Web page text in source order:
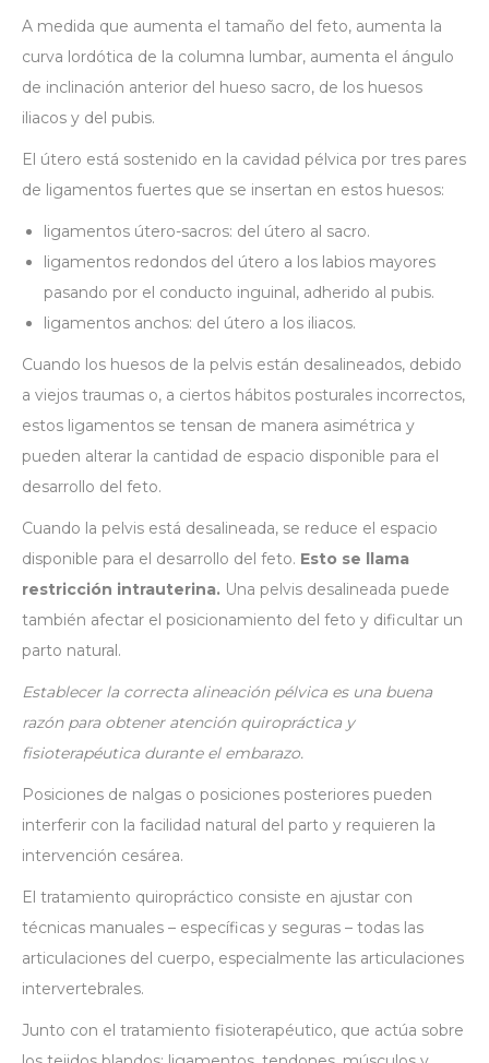
A medida que aumenta el tamaño del feto, aumenta la
curva lordótica de la columna lumbar, aumenta el ángulo
de inclinación anterior del hueso sacro, de los huesos
iliacos y del pubis.
El útero está sostenido en la cavidad pélvica por tres pares
de ligamentos fuertes que se insertan en estos huesos:
ligamentos útero-sacros: del útero al sacro.
ligamentos redondos del útero a los labios mayores
pasando por el conducto inguinal, adherido al pubis.
ligamentos anchos: del útero a los iliacos.
Cuando los huesos de la pelvis están desalineados, debido
a viejos traumas o, a ciertos hábitos posturales incorrectos,
estos ligamentos se tensan de manera asimétrica y
pueden alterar la cantidad de espacio disponible para el
desarrollo del feto.
Cuando la pelvis está desalineada, se reduce el espacio
disponible para el desarrollo del feto. Esto se llama
restricción intrauterina. Una pelvis desalineada puede
también afectar el posicionamiento del feto y dificultar un
parto natural.
Establecer la correcta alineación pélvica es una buena
razón para obtener atención quiropráctica y
fisioterapéutica durante el embarazo.
Posiciones de nalgas o posiciones posteriores pueden
interferir con la facilidad natural del parto y requieren la
intervención cesárea.
El tratamiento quiropráctico consiste en ajustar con
técnicas manuales – específicas y seguras – todas las
articulaciones del cuerpo, especialmente las articulaciones
intervertebrales.
Junto con el tratamiento fisioterapéutico, que actúa sobre